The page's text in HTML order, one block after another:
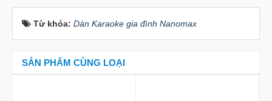
Từ khóa: Dàn Karaoke gia đình Nanomax
SẢN PHẨM CÙNG LOẠI